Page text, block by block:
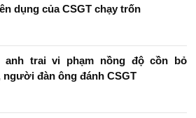
dụng của CSGT chạy trốn
anh trai vi phạm nồng độ cồn bỏ
người đàn ông đánh CSGT